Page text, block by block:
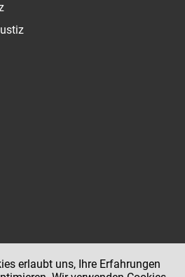
erlaubt uns, Ihre Erfahrungen